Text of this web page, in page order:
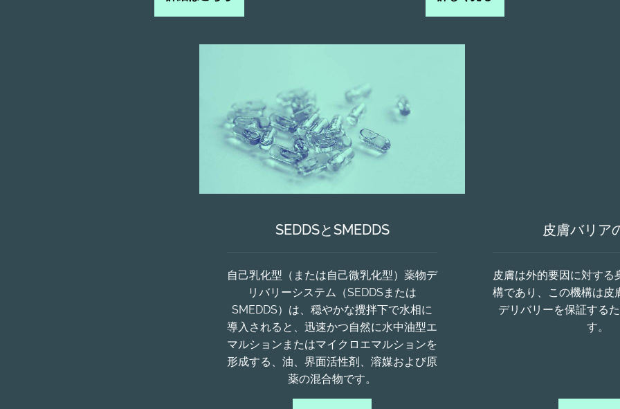
SEDDSとSMEDDS
自己乳化型（または自己微乳化型）薬物デ
リバリーシステム（SEDDSまたは
SMEDDS）は、穏やかな攪拌下で水相に
導入されると、迅速かつ自然に水中油型エ
マルションまたはマイクロエマルションを
形成する、油、界面活性剤、溶媒および原
薬の混合物です。
皮膚バリア
皮膚は外的要因に対する
構であり、この機構は皮
デリバリーを保証する
す。